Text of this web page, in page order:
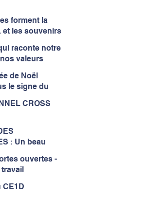
forment la
et les souvenirs
raconte notre
valeurs
de Noël
le signe du
CROSS
: Un beau
ouvertes -
CE1D